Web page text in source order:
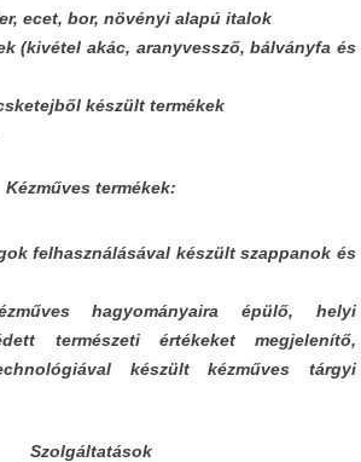
ecet, bor, növényi alapú italok
(kivétel akác, aranyvessző, bálványfa és
készült termékek
Kézműves termékek:
felhasználásával készült szappanok és
hagyományaira épülő, helyi
természeti értékeket megjelenítő,
készült kézműves tárgyi
Szolgáltatások